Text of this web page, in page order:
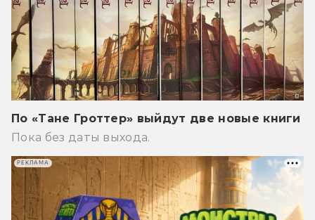
По «Тане Гроттер» выйдут две новые книги
Пока без даты выхода.
РЕКЛАМА